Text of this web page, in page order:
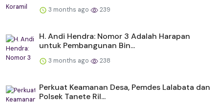
3 months ago 239
H. Andi Hendra: Nomor 3 Adalah Harapan
untuk Pembangunan Bin...
3 months ago 238
Perkuat Keamanan Desa, Pemdes Lalabata dan
Polsek Tanete Ril...